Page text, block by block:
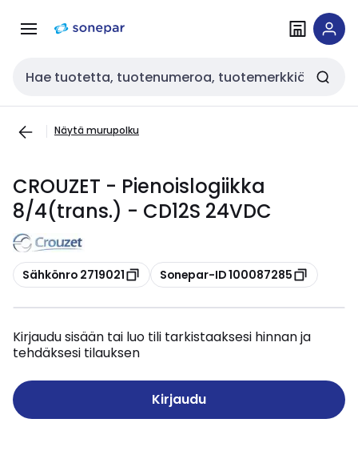
navigointiinsisältöön
Haku
Näytä murupolku
CROUZET - Pienoislogiikka
8/4(trans.) - CD12S 24VDC
Kopioi
Sähkönro 2719021 Kopioi
Sonepar-ID 100087285
Kirjaudu sisään tai luo tili tarkistaaksesi hinnan ja
tehdäksesi tilauksen
Kirjaudu